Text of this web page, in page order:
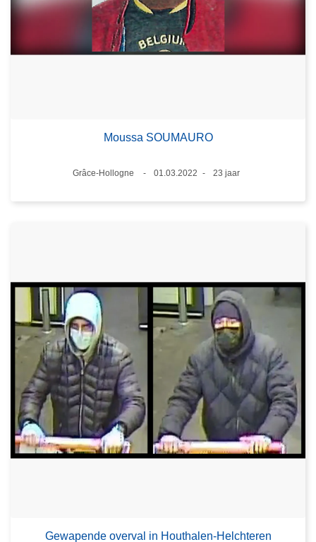
Moussa SOUMAURO
Plaats
Grâce-Hollogne
01.03.2022
23 jaar
Gewapende overval in Houthalen-Helchteren